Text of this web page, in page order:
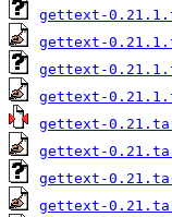
gettext-
gettext-
gettext-
gettext-
gettext-
gettext-
gettext-
gettext-